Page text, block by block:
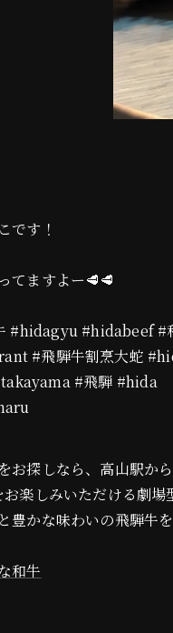
です！
てますよー🥩🥩
#hidagyu #hidabeef #
#飛騨牛割烹大蛇
#飛騨 #hida
お探しなら、高山駅
楽しみいただける劇
豊かな味わいの飛騨牛を
和牛